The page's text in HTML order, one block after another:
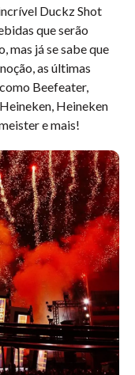
Duckz Shot
que serão
mas já se sabe que
as últimas
Beefeater,
Heineken
e mais!